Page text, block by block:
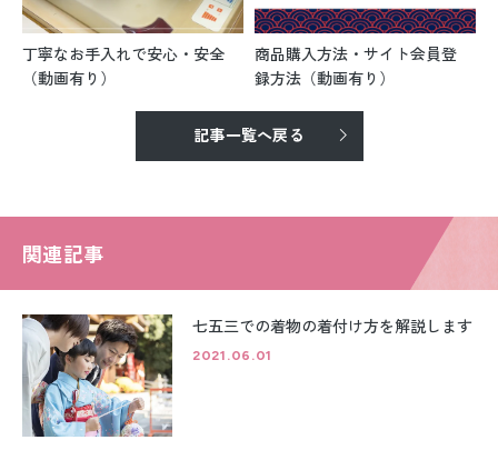
丁寧なお手入れで安心・安全
（動画有り）
商品購入方法・サイト会員登
録方法（動画有り）
記事一覧へ戻る
関連記事
七五三での着物の着付け方を解説します
2021.06.01